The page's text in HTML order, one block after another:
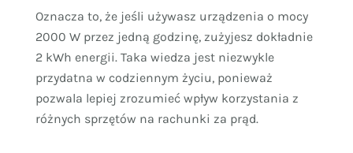
Oznacza to, że jeśli używasz urządzenia o mocy
2000 W przez jedną godzinę, zużyjesz dokładnie
2 kWh energii. Taka wiedza jest niezwykle
przydatna w codziennym życiu, ponieważ
pozwala lepiej zrozumieć wpływ korzystania z
różnych sprzętów na rachunki za prąd.